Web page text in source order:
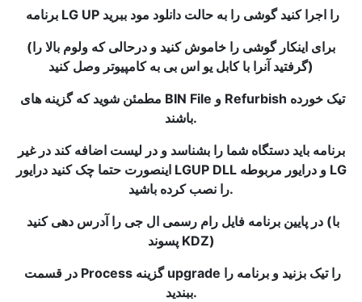
برنامه LG UP را اجرا کنید گوشی را به حالت دانلود مود ببرید
(برای اینکار گوشی را خاموش کنید و درحالی که ولوم بالا را
گرفتید آنرا با کابل یو اس بی به کامپیوتر وصل کنید)
باشند.
برنامه باید دستگاه شما را بشناسد و در لیست اضافه کند در غیر
اینصورت حتما چک کنید درایور LGUP DLL و درایور مربوطه LG
را نصب کرده باشید.
پسوند KDZ)
ببندید.